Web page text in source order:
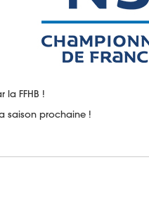
FFHB !
saison prochaine !